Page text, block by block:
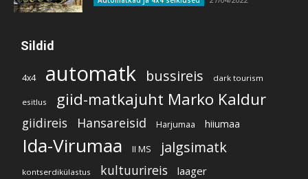
Sildid
4x4 automatk bussireis dark tourism
esitlus giid-matkajuht Marko Kaldur
giidireis Hansareisid Harjumaa hiiumaa
Ida-Virumaa II MS jalgsimatk
kontserdikülastus kultuurireis laager